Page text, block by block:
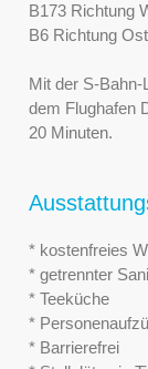
B173 Richtung
B6 Richtung
Mit der S-
dem Flughafen
20 Minuten.
* kostenfreies
* getrennter
* Teeküche
*
* Barrierefrei